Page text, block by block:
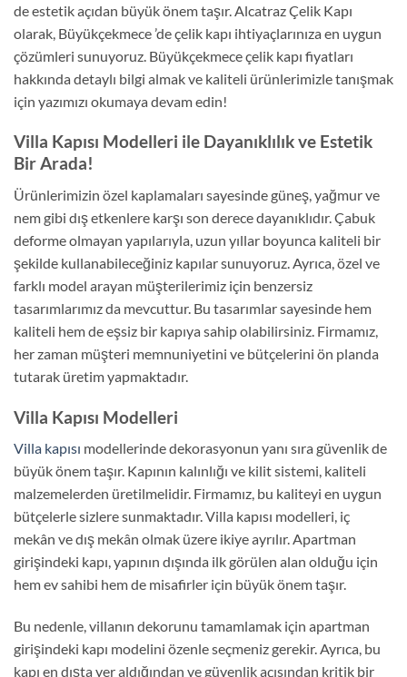
de estetik açıdan büyük önem taşır. Alcatraz Çelik Kapı
olarak, Büyükçekmece ’de çelik kapı ihtiyaçlarınıza en uygun
çözümleri sunuyoruz. Büyükçekmece çelik kapı fiyatları
hakkında detaylı bilgi almak ve kaliteli ürünlerimizle tanışmak
için yazımızı okumaya devam edin!
Villa Kapısı Modelleri ile Dayanıklılık ve Estetik
Bir Arada!
Ürünlerimizin özel kaplamaları sayesinde güneş, yağmur ve
nem gibi dış etkenlere karşı son derece dayanıklıdır. Çabuk
deforme olmayan yapılarıyla, uzun yıllar boyunca kaliteli bir
şekilde kullanabileceğiniz kapılar sunuyoruz. Ayrıca, özel ve
farklı model arayan müşterilerimiz için benzersiz
tasarımlarımız da mevcuttur. Bu tasarımlar sayesinde hem
kaliteli hem de eşsiz bir kapıya sahip olabilirsiniz. Firmamız,
her zaman müşteri memnuniyetini ve bütçelerini ön planda
tutarak üretim yapmaktadır.
Villa Kapısı Modelleri
Villa kapısı modellerinde dekorasyonun yanı sıra güvenlik de
büyük önem taşır. Kapının kalınlığı ve kilit sistemi, kaliteli
malzemelerden üretilmelidir. Firmamız, bu kaliteyi en uygun
bütçelerle sizlere sunmaktadır. Villa kapısı modelleri, iç
mekân ve dış mekân olmak üzere ikiye ayrılır. Apartman
girişindeki kapı, yapının dışında ilk görülen alan olduğu için
hem ev sahibi hem de misafirler için büyük önem taşır.
Bu nedenle, villanın dekorunu tamamlamak için apartman
girişindeki kapı modelini özenle seçmeniz gerekir. Ayrıca, bu
kapı en dışta yer aldığından ve güvenlik açısından kritik bir